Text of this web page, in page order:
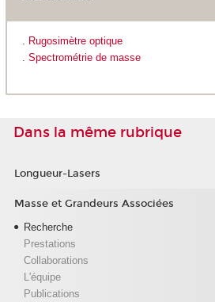
. Rugosimètre optique
. Spectrométrie de masse
Dans la même rubrique
Longueur-Lasers
Masse et Grandeurs Associées
Recherche
Prestations
Collaborations
L'équipe
Publications